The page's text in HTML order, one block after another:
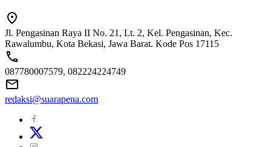
Jl. Pengasinan Raya II No. 21, Lt. 2, Kel. Pengasinan, Kec.
Rawalumbu, Kota Bekasi, Jawa Barat. Kode Pos 17115
087780007579, 082224224749
redaksi@suarapena.com